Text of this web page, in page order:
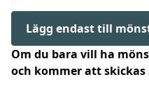
Lägg endast till
Om du bara vill ha
och kommer att skickas